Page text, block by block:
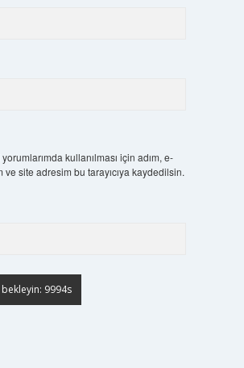
kullanılması için adım, e-
ve site adresim bu tarayıcıya kaydedilsin.